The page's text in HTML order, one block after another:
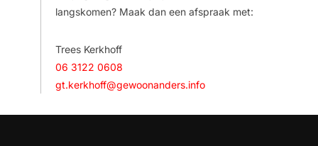
langskomen? Maak dan een afspraak met:
Trees Kerkhoff
06 3122 0608
gt.kerkhoff@gewoonanders.info